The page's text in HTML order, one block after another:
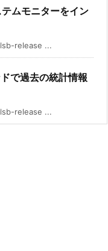
ムモニターをイン
release ...
で過去の統計情報
release ...